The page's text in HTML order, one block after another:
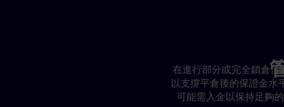
在進行部分或完全鎖倉位
以支撐平倉後的保證金水
可能需入金以保持足夠